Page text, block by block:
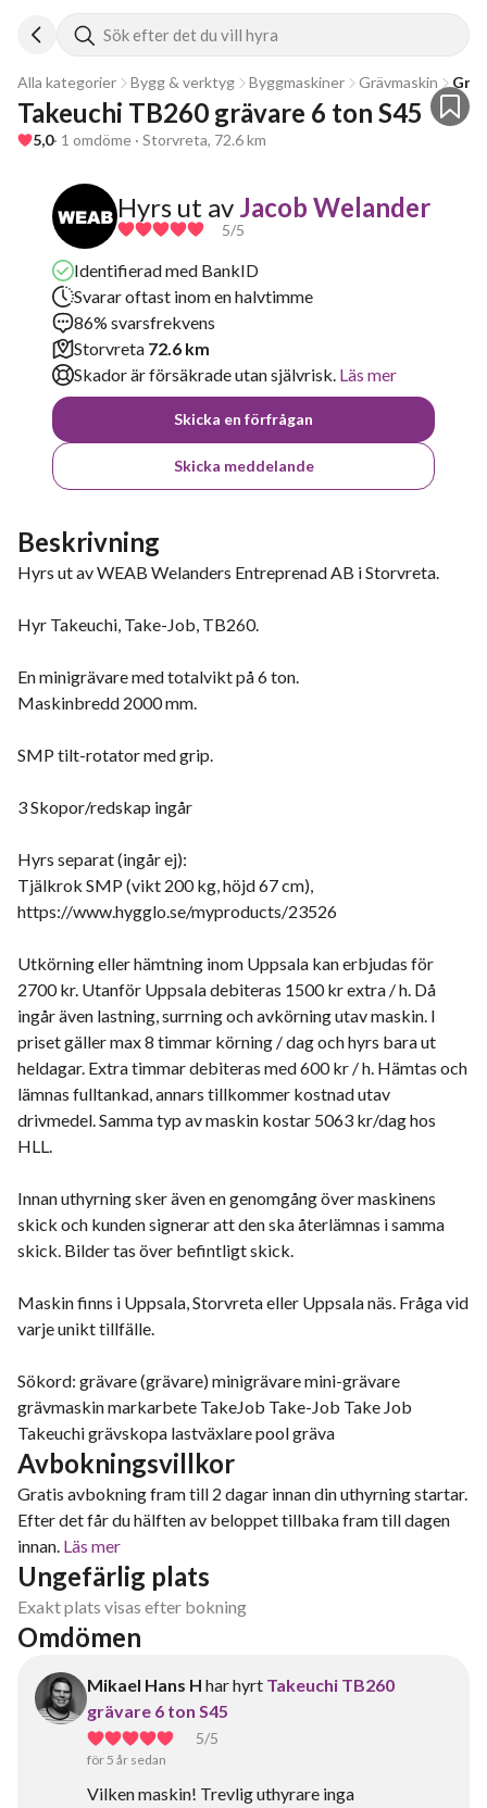
Sök efter det du vill hyra
Alla kategorier Bygg & verktyg Byggmaskiner Grävmaskin
Takeuchi TB260 grävare 6 ton S45
5,0· 1 omdöme · Storvreta, 72.6 km
Hyrs ut av Jacob Welander
5/5
Identifierad med BankID
Svarar oftast inom en halvtimme
86% svarsfrekvens
Storvreta 72.6 km
Skador är försäkrade utan självrisk. Läs mer
Skicka en förfrågan
Skicka meddelande
Beskrivning
Hyrs ut av WEAB Welanders Entreprenad AB i Storvreta.
Hyr Takeuchi, Take-Job, TB260.
En minigrävare med totalvikt på 6 ton.
Maskinbredd 2000 mm.
SMP tilt-rotator med grip.
3 Skopor/redskap ingår
Hyrs separat (ingår ej):
Tjälkrok SMP (vikt 200 kg, höjd 67 cm),
https://www.hygglo.se/myproducts/23526
Utkörning eller hämtning inom Uppsala kan erbjudas för
2700 kr. Utanför Uppsala debiteras 1500 kr extra / h. Då
ingår även lastning, surrning och avkörning utav maskin. I
priset gäller max 8 timmar körning / dag och hyrs bara ut
heldagar. Extra timmar debiteras med 600 kr / h. Hämtas och
lämnas fulltankad, annars tillkommer kostnad utav
drivmedel. Samma typ av maskin kostar 5063 kr/dag hos
HLL.
Innan uthyrning sker även en genomgång över maskinens
skick och kunden signerar att den ska återlämnas i samma
skick. Bilder tas över befintligt skick.
Maskin finns i Uppsala, Storvreta eller Uppsala näs. Fråga vid
varje unikt tillfälle.
Sökord: grävare (grävare) minigrävare mini-grävare
grävmaskin markarbete TakeJob Take-Job Take Job
Takeuchi grävskopa lastväxlare pool gräva
Avbokningsvillkor
Gratis avbokning fram till 2 dagar innan din uthyrning startar.
Efter det får du hälften av beloppet tillbaka fram till dagen
innan. Läs mer
Ungefärlig plats
Exakt plats visas efter bokning
Omdömen
Mikael Hans H har hyrt Takeuchi TB260
grävare 6 ton S45
5/5
för 5 år sedan
Vilken maskin! Trevlig uthyrare inga